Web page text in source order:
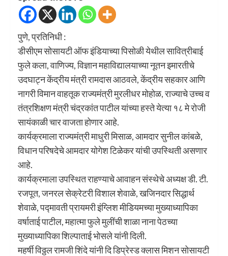
पुणे, प्रतिनिधी :
डीसीएम सोसायटी ऑफ इंडियाच्या पिसोळी येथील सावित्रीबाई
फुले कला, वाणिज्य, विज्ञान महाविद्यालयाच्या नूतन इमारतीचे
उदघाट्न केंद्रीय मंत्री रामदास आठवले, केंद्रीय सहकार आणि
नागरी विमान वाहतूक राज्यमंत्री मुरलीधर मोहोळ, राज्याचे उच्च व
तंत्रशिक्षण मंत्री चंद्रकांत पाटील यांच्या हस्ते येत्या १८ मे रोजी
सायंकाळी चार वाजता होणार आहे.
कार्यक्रमाला राज्यमंत्री माधुरी मिसाळ, आमदार सुनील कांबळे,
विधान परिषदेचे आमदार योगेश टिळेकर यांची उपस्थिती असणार
आहे.
कार्यक्रमाला उपस्थित राहण्याचे आवाहन संस्थेचे अध्यक्ष डी. टी.
रजपूत, जनरल सेक्रेटरी विशाल शेवाळे, खजिनदार सिद्धार्थ
शेवाळे, पद्मावती प्रायमरी इंग्लिश मीडियमच्या मुख्याध्यापिका
वर्षाताई पाटील, महात्मा फुले मुलींची शाळा नाना पेठच्या
मुख्याध्यापिका शिल्पाताई भोसले यांनी दिली.
महर्षी विठ्ठल रामजी शिंदे यांनी दि डिप्रेस्ड क्लास मिशन सोसायटी